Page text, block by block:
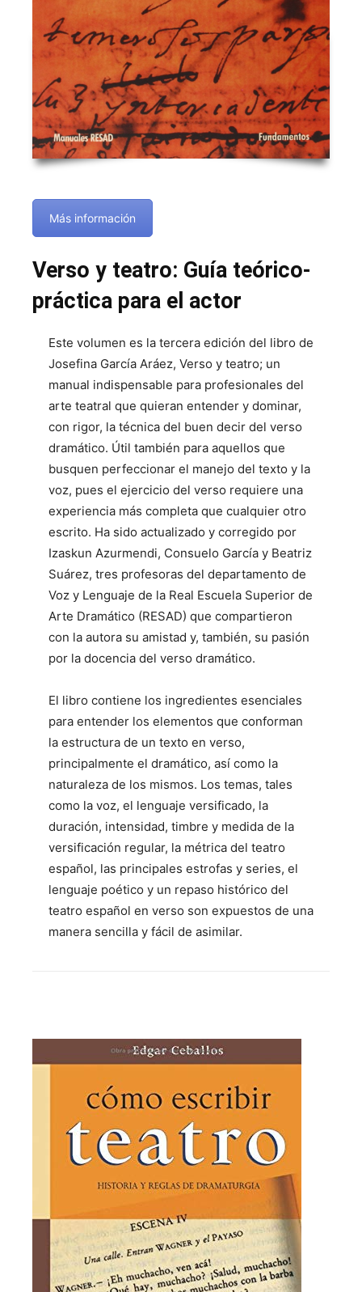
Más información
Verso y teatro: Guía teórico-
práctica para el actor
Este volumen es la tercera edición del libro de
Josefina García Aráez, Verso y teatro; un
manual indispensable para profesionales del
arte teatral que quieran entender y dominar,
con rigor, la técnica del buen decir del verso
dramático. Útil también para aquellos que
busquen perfeccionar el manejo del texto y la
voz, pues el ejercicio del verso requiere una
experiencia más completa que cualquier otro
escrito. Ha sido actualizado y corregido por
Izaskun Azurmendi, Consuelo García y Beatriz
Suárez, tres profesoras del departamento de
Voz y Lenguaje de la Real Escuela Superior de
Arte Dramático (RESAD) que compartieron
con la autora su amistad y, también, su pasión
por la docencia del verso dramático.
El libro contiene los ingredientes esenciales
para entender los elementos que conforman
la estructura de un texto en verso,
principalmente el dramático, así como la
naturaleza de los mismos. Los temas, tales
como la voz, el lenguaje versificado, la
duración, intensidad, timbre y medida de la
versificación regular, la métrica del teatro
español, las principales estrofas y series, el
lenguaje poético y un repaso histórico del
teatro español en verso son expuestos de una
manera sencilla y fácil de asimilar.